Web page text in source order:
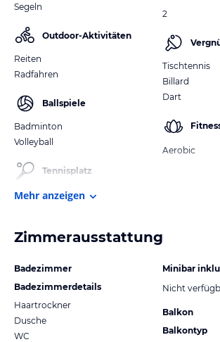
Segeln
Outdoor-Aktivitäten
Reiten
Radfahren
Ballspiele
Badminton
Volleyball
Tennisplatz
2
Tischtennis
Billard
Dart
Aerobic
Mehr anzeigen
Zimmerausstattung
Badezimmer
Badezimmerdetails
Haartrockner
Dusche
WC
Minibar
Nicht
Balkon
Balkontyp